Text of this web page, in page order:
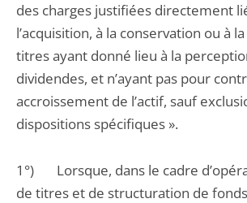
des charges justifiées directement
l’acquisition, à la conservation ou à
titres ayant donné lieu à la
dividendes, et n’ayant pas pour
accroissement de l’actif, sauf
dispositions spécifiques ».
1°) Lorsque, dans le cadre
de titres et de structuration de